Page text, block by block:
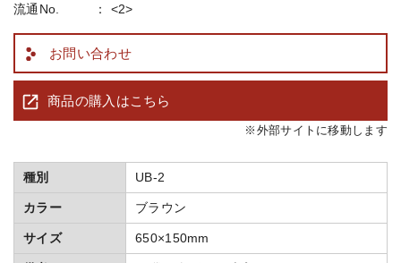
流通No.
<2>
お問い合わせ
商品の購入はこちら
※外部サイトに移動します
種別 UB-2
カラー ブラウン
サイズ 650×150mm